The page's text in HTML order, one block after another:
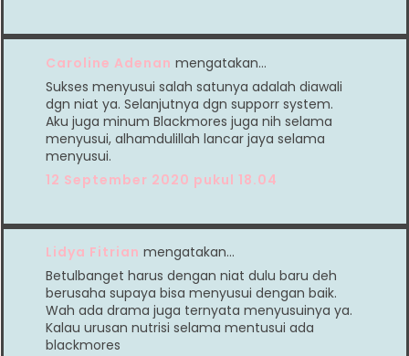
Caroline Adenan mengatakan…
Sukses menyusui salah satunya adalah diawali
dgn niat ya. Selanjutnya dgn supporr system.
Aku juga minum Blackmores juga nih selama
menyusui, alhamdulillah lancar jaya selama
menyusui.
12 September 2020 pukul 18.04
Lidya Fitrian mengatakan…
Betulbanget harus dengan niat dulu baru deh
berusaha supaya bisa menyusui dengan baik.
Wah ada drama juga ternyata menyusuinya ya.
Kalau urusan nutrisi selama mentusui ada
blackmores